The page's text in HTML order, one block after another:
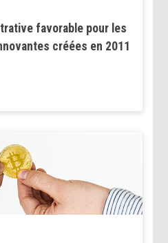
favorable pour les
créées en 2011